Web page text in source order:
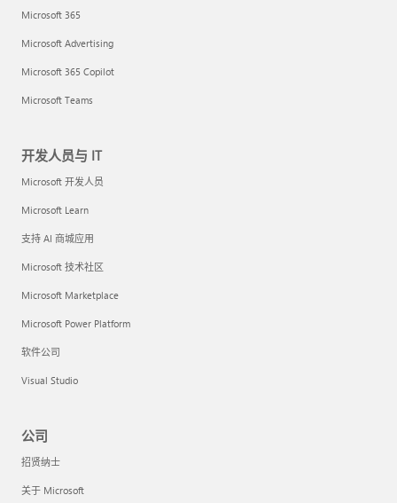
Microsoft 365
Microsoft Advertising
Microsoft 365 Copilot
Microsoft Teams
开发人员与 IT
Microsoft 开发人员
Microsoft Learn
支持 AI 商城应用
Microsoft 技术社区
Microsoft Marketplace
Microsoft Power Platform
软件公司
Visual Studio
公司
招贤纳士
关于 Microsoft